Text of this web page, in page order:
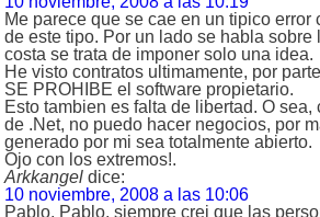
Me parece que se cae en un tipico error
de este tipo. Por un lado se habla sobre
costa se trata de imponer solo una idea.
He visto contratos ultimamente, por
SE PROHIBE el software propietario.
Esto tambien es falta de libertad. O
de .Net, no puedo hacer negocios, por
generado por mi sea totalmente abierto.
Ojo con los extremos!.
Arkkangel dice:
10 noviembre, 2008 a las 10:06
Pablo, Pablo, siempre crei que las